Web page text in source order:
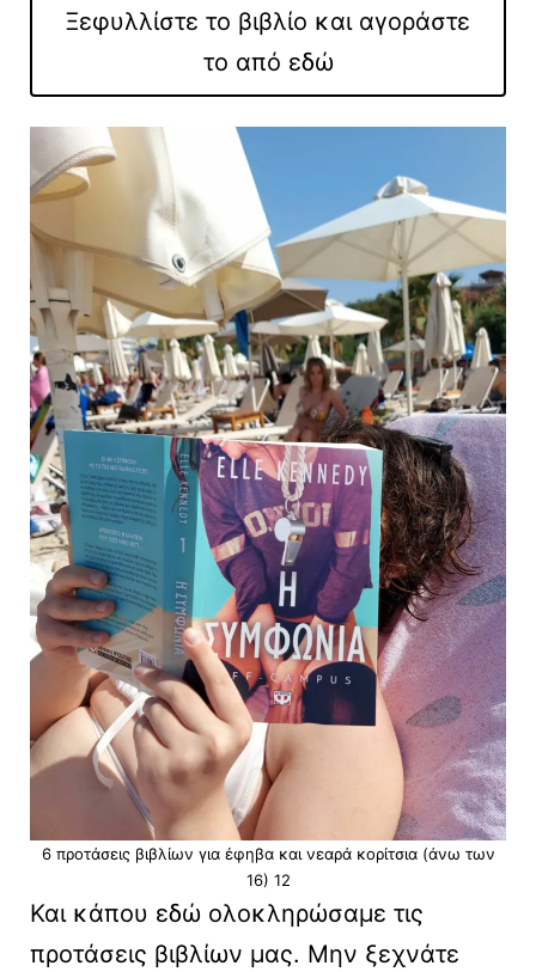
Ξεφυλλίστε το βιβλίο και αγοράστε
το από εδώ
6 προτάσεις βιβλίων για έφηβα και νεαρά κορίτσια (άνω των
16) 12
Και κάπου εδώ ολοκληρώσαμε τις
προτάσεις βιβλίων μας. Μην ξεχνάτε